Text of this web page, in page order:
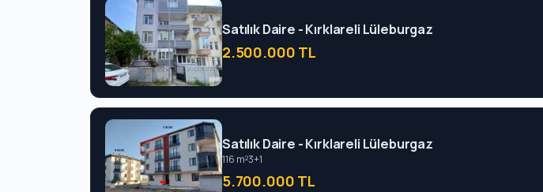
Satılık Daire - Kırklareli Lüleburgaz
2.500.000 TL
Satılık Daire - Kırklareli Lüleburgaz
116 m²3+1
5.700.000 TL